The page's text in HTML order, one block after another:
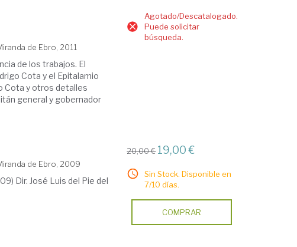
de Ebro, 2011
de los trabajos. El
Cota y el Epitalamio
Cota y otros detalles
general y gobernador
Agotado/Descatalogado.
Puede solicitar
búsqueda.
de Ebro, 2009
Dir. José Luis del Pie del
20,00 € 19,00 €
Sin Stock. Disponible en
7/10 días.
COMPRAR